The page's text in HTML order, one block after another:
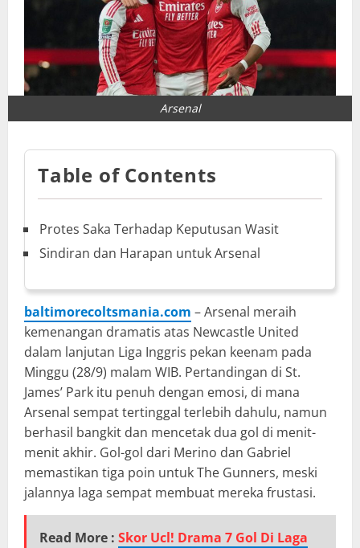
Arsenal
Table of Contents
Protes Saka Terhadap Keputusan Wasit
Sindiran dan Harapan untuk Arsenal
baltimorecoltsmania.com – Arsenal meraih
kemenangan dramatis atas Newcastle United
dalam lanjutan Liga Inggris pekan keenam pada
Minggu (28/9) malam WIB. Pertandingan di St.
James’ Park itu penuh dengan emosi, di mana
Arsenal sempat tertinggal terlebih dahulu, namun
berhasil bangkit dan mencetak dua gol di menit-
menit akhir. Gol-gol dari Merino dan Gabriel
memastikan tiga poin untuk The Gunners, meski
jalannya laga sempat membuat mereka frustasi.
Read More : Skor Ucl! Drama 7 Gol Di Laga